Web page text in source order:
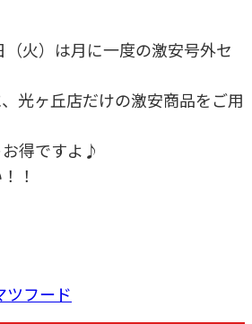
火）は月に一度の激安号外セ
光ヶ丘店だけの激安商品をご用
得ですよ♪
！